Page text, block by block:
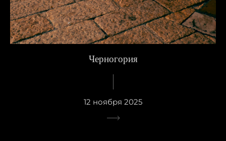
Черногория
12 ноября 2025